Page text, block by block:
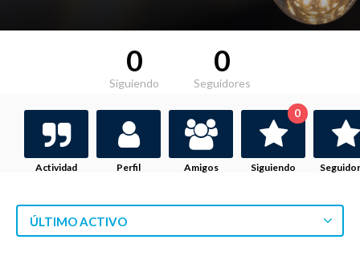
0
Siguiendo
0
Seguidores
Actividad Perfil Amigos Siguiendo
0
ÚLTIMO ACTIVO